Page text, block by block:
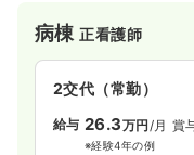
病棟正看護師
2交代（常勤）
給与 26.3万円 /月 賞
※経験4年の例